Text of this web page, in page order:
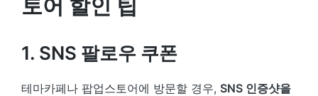
토어 할인 팁
1. SNS 팔로우 쿠폰
테마카페나 팝업스토어에 방문할 경우, SNS 인증샷을